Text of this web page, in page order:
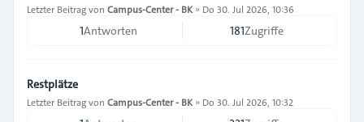
Letzter Beitrag von Campus-Center - BK» Do 30. Jul 2026, 10:36
1Antworten 181Zugriffe
Restplätze
Letzter Beitrag von Campus-Center - BK» Do 30. Jul 2026, 10:32